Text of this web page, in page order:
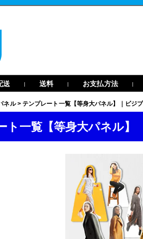
送 | 送料 | お支払方法 |
ネル > テンプレート一覧【等身大パネル】｜ビジ
ト一覧 【等身大パネル】